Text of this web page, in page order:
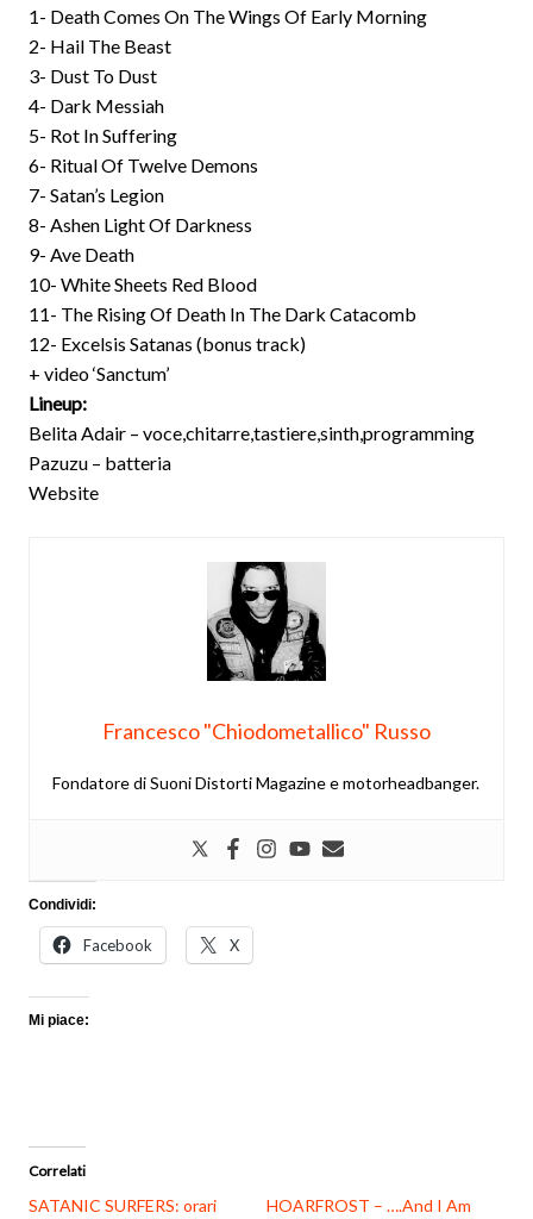
1- Death Comes On The Wings Of Early Morning
2- Hail The Beast
3- Dust To Dust
4- Dark Messiah
5- Rot In Suffering
6- Ritual Of Twelve Demons
7- Satan’s Legion
8- Ashen Light Of Darkness
9- Ave Death
10- White Sheets Red Blood
11- The Rising Of Death In The Dark Catacomb
12- Excelsis Satanas (bonus track)
+ video ‘Sanctum’
Lineup:
Belita Adair – voce,chitarre,tastiere,sinth,programming
Pazuzu – batteria
Website
Francesco "Chiodometallico" Russo
Fondatore di Suoni Distorti Magazine e motorheadbanger.
Condividi:
Facebook X
Mi piace:
Correlati
SATANIC SURFERS: orari HOARFROST – ….And I Am